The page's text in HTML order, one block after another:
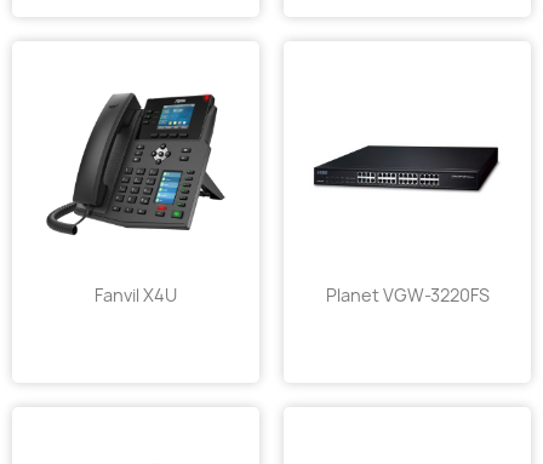
Fanvil X4U Planet VGW-3220FS